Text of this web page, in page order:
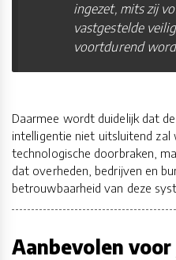
ingezet, mits zij
vastgestelde
voortdurend
Daarmee wordt duidelijk dat
intelligentie niet uitsluitend zal
technologische doorbraken,
dat overheden, bedrijven en
betrouwbaarheid van deze
Aanbevolen voor